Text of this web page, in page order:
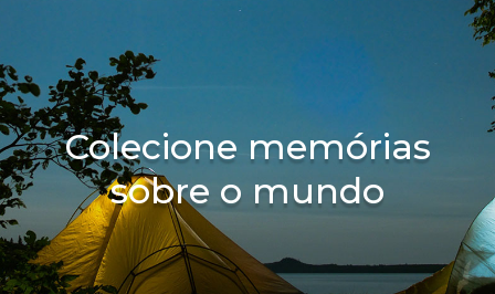
Colecione memórias
sobre o mundo